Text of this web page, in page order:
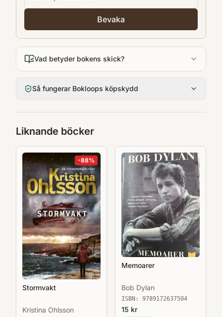
Bevaka
Vad betyder bokens skick?
Så fungerar Bokloops köpskydd
Liknande böcker
-88%
Stormvakt
Kristina Ohlsson
Memoarer
Bob Dylan
ISBN: 9789172637504
15 kr